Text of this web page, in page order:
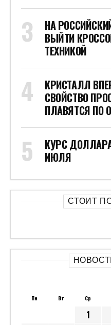
НА
ВЫЙТИ
ТЕХНИКОЙ
КРИСТАЛЛ
СВОЙСТВО
ПЛАВЯТСЯ ПО
КУРС
ИЮЛЯ
СТОИТ
Пн Вт Ср
1